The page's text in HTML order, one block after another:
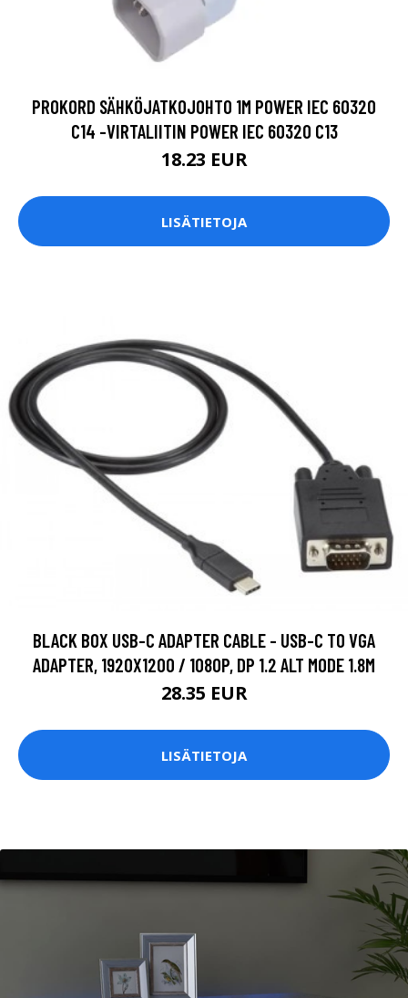
PROKORD SÄHKÖJATKOJOHTO 1M POWER IEC 60320
C14 -VIRTALIITIN POWER IEC 60320 C13
18.23 EUR
LISÄTIETOJA
BLACK BOX USB-C ADAPTER CABLE - USB-C TO VGA
ADAPTER, 1920X1200 / 1080P, DP 1.2 ALT MODE 1.8M
28.35 EUR
LISÄTIETOJA